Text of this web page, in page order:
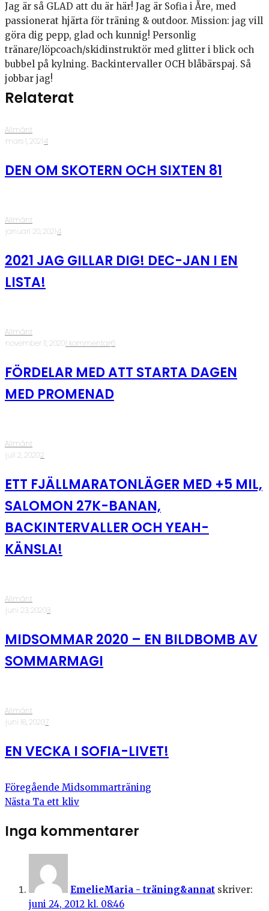
Jag är så GLAD att du är här! Jag är Sofia i Åre, med
passionerat hjärta för träning & outdoor. Mission: jag vill
göra dig pepp, glad och kunnig! Personlig
tränare/löpcoach/skidinstruktör med glitter i blick och
bubbel på kylning. Backintervaller OCH blåbärspaj. Så
jobbar jag!
Relaterat
Allmänt
·mars 1, 2021·4
DEN OM SKOTERN OCH SIXTEN 81
Allmänt
·januari 20, 2021·4
2021 JAG GILLAR DIG! DEC-JAN I EN
LISTA!
Allmänt
·november 11, 2020·1 kommentar·6
FÖRDELAR MED ATT STARTA DAGEN
MED PROMENAD
Allmänt
·juli 2, 2020·2
ETT FJÄLLMARATONLÄGER MED +5 MIL,
SALOMON 27K-BANAN,
BACKINTERVALLER OCH YEAH-
KÄNSLA!
Allmänt
·juni 23, 2020·3
MIDSOMMAR 2020 – EN BILDBOMB AV
SOMMARMAGI
Allmänt
·juni 18, 2020·7
EN VECKA I SOFIA-LIVET!
Föregående Midsommarträning
Nästa Ta ett kliv
Inga kommentarer
EmelieMaria - träning&annat skriver:
juni 24, 2012 kl. 08:46